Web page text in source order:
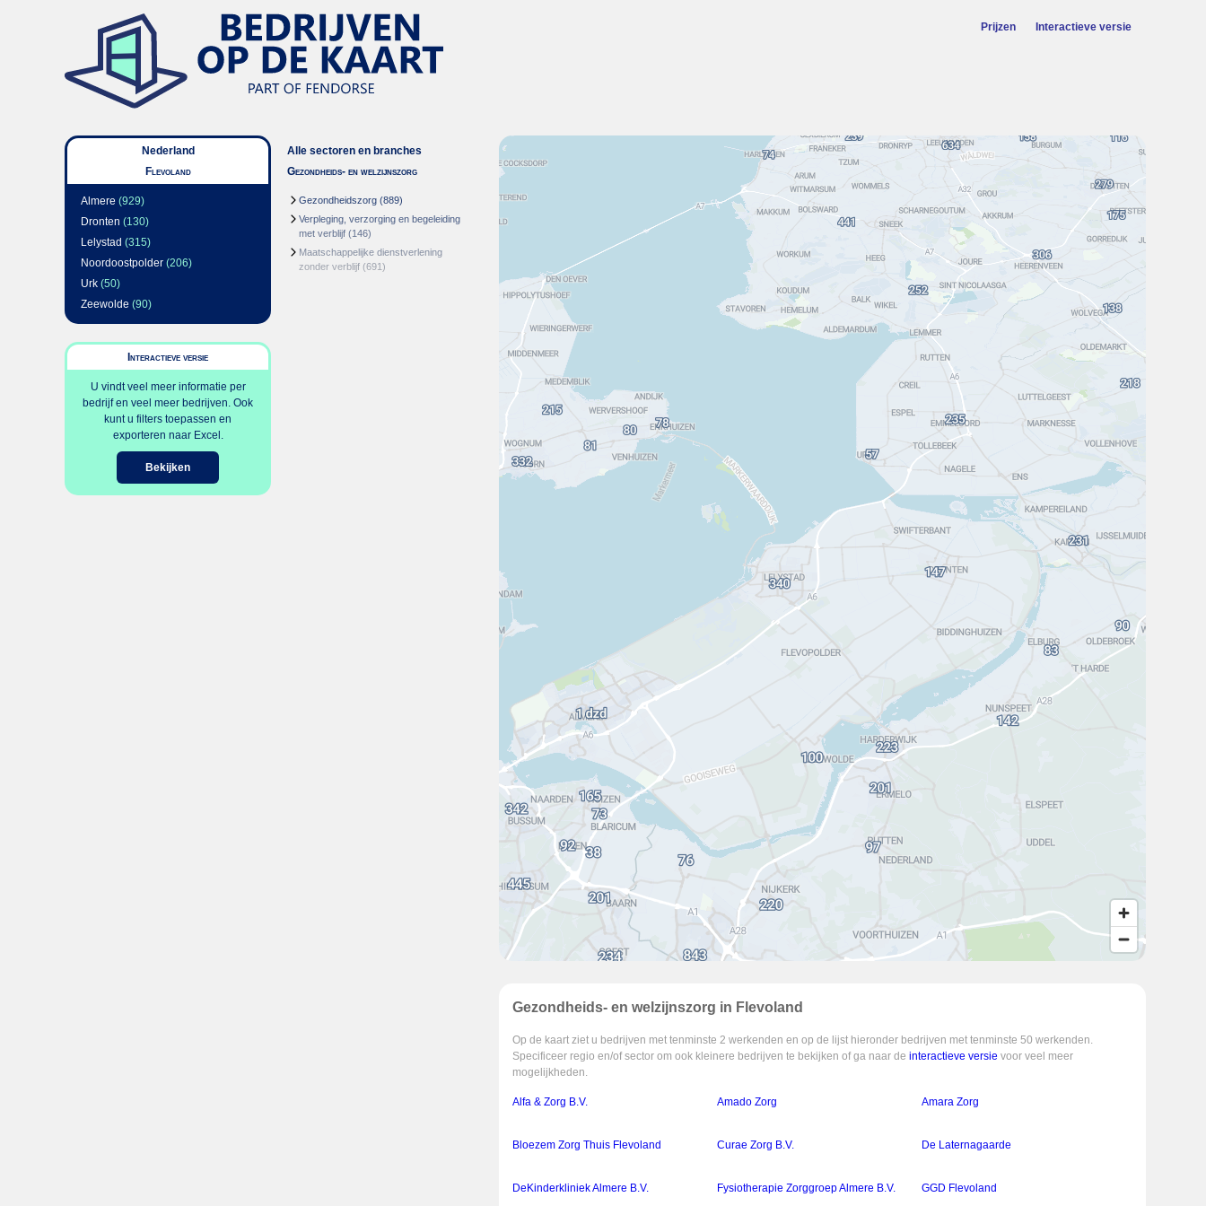
Prijzen Interactieve versie
Nederland
Flevoland
Almere (929)
Dronten (130)
Lelystad (315)
Noordoostpolder (206)
Urk (50)
Zeewolde (90)
Interactieve versie
U vindt veel meer informatie per
bedrijf en veel meer bedrijven. Ook
kunt u filters toepassen en
exporteren naar Excel.
Bekijken
Alle sectoren en branches
Gezondheids- en welzijnszorg
Gezondheidszorg (889)
Verpleging, verzorging en begeleiding
met verblijf (146)
Maatschappelijke dienstverlening
zonder verblijf (691)
Gezondheids- en welzijnszorg in Flevoland
Op de kaart ziet u bedrijven met tenminste 2 werkenden en op de lijst hieronder bedrijven met tenminste 50 werkenden.
Specificeer regio en/of sector om ook kleinere bedrijven te bekijken of ga naar de interactieve versie voor veel meer
mogelijkheden.
Alfa & Zorg B.V. Amado Zorg Amara Zorg
Bloezem Zorg Thuis Flevoland Curae Zorg B.V. De Laternagaarde
DeKinderkliniek Almere B.V. Fysiotherapie Zorggroep Almere B.V. GGD Flevoland